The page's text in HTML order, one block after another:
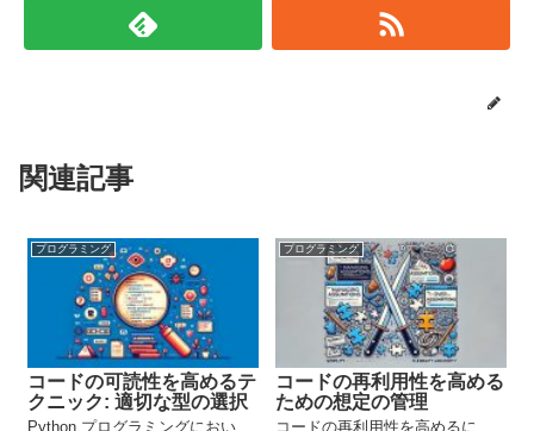
関連記事
プログラミング
コードの可読性を高めるテ
クニック: 適切な型の選択
Python プログラミングにおい
プログラミング
コードの再利用性を高める
ための想定の管理
コードの再利用性を高めるに